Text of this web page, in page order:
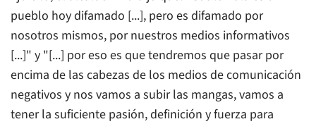
pueblo hoy difamado [...], pero es difamado por
nosotros mismos, por nuestros medios informativos
[...]" y "[...] por eso es que tendremos que pasar por
encima de las cabezas de los medios de comunicación
negativos y nos vamos a subir las mangas, vamos a
tener la suficiente pasión, definición y fuerza para